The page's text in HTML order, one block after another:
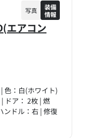
エアコン
色：白(ホワイト)
ドア： 2枚 | 燃
ンドル：右 | 修復
写真
装備
情報